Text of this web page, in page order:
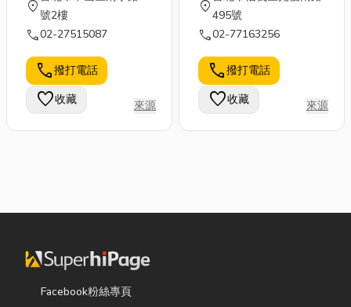
3R(REDUCE, REUSE,
RECYCLE)且不含任何
有毒化學物質，不 但
不會對使用者產生副作
用， 而且排放的廢水
也不會造成第二次污
染，使我們能夠留下一
名的無毒、濃縮清潔劑
location_on
號2樓
call02-27515087
call撥打電話
favorite收藏 來源
據點包括香港、台灣、
上海、深圳、新加坡、
英國、美國....等皆有佈
點， 目標為使不動產
租賃、買賣的過程變得
透明、簡單又有效率。
location_on
495號
call02-77163256
call撥打電話
favorite收藏 來源
Facebook粉絲專頁